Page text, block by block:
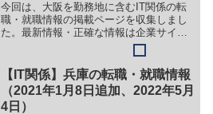
今回は、大阪を勤務地に含むIT関係の転
職・就職情報の掲載ページを収集しまし
た。最新情報・正確な情報は企業サイト
でご確認ください。①【会社名】日本電
信電話株式会社【職務】（１）情報・通
信技術に関わる研究・開発職【勤務地】
京阪奈等【詳細】転職・...
【IT関係】兵庫の転職・就職情報
（2021年1月8日追加、2022年5月
4日）